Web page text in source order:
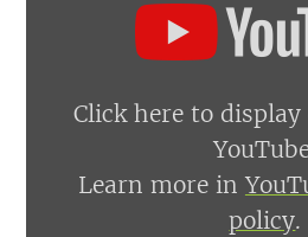
Microsoft
announces
future"
Click here to
Learn more in
policy.